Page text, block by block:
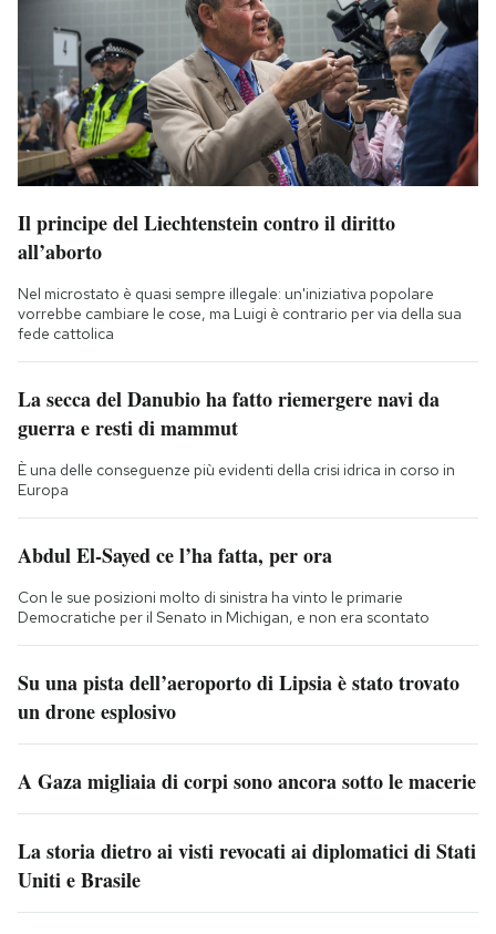
Il principe del Liechtenstein contro il diritto
all’aborto
Nel microstato è quasi sempre illegale: un'iniziativa popolare
vorrebbe cambiare le cose, ma Luigi è contrario per via della sua
fede cattolica
La secca del Danubio ha fatto riemergere navi da
guerra e resti di mammut
È una delle conseguenze più evidenti della crisi idrica in corso in
Europa
Abdul El-Sayed ce l’ha fatta, per ora
Con le sue posizioni molto di sinistra ha vinto le primarie
Democratiche per il Senato in Michigan, e non era scontato
Su una pista dell’aeroporto di Lipsia è stato trovato
un drone esplosivo
A Gaza migliaia di corpi sono ancora sotto le macerie
La storia dietro ai visti revocati ai diplomatici di Stati
Uniti e Brasile